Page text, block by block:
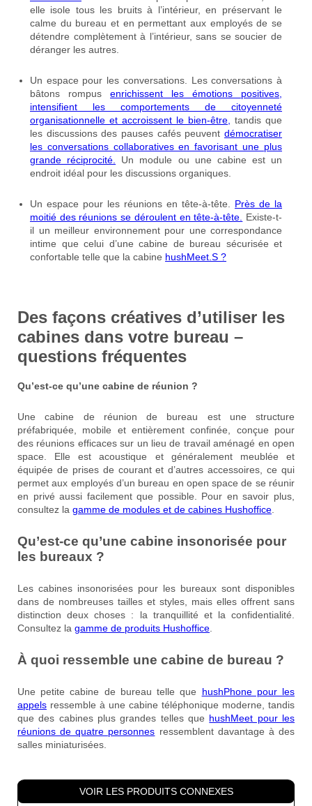
elle isole tous les bruits à l’intérieur, en préservant le
calme du bureau et en permettant aux employés de se
détendre complètement à l’intérieur, sans se soucier de
déranger les autres.
Un espace pour les conversations. Les conversations à
bâtons rompus enrichissent les émotions positives,
intensifient les comportements de citoyenneté
organisationnelle et accroissent le bien-être,
tandis que
les discussions des pauses cafés peuvent démocratiser
les conversations collaboratives en favorisant une plus
grande réciprocité.
Un module ou une cabine est un
endroit idéal pour les discussions organiques.
Un espace pour les réunions en tête-à-tête. Près de la
moitié des réunions se déroulent en tête-à-tête.
Existe-t-
il un meilleur environnement pour une correspondance
intime que celui d’une cabine de bureau sécurisée et
confortable telle que la cabine hushMeet.S ?
Des façons créatives d’utiliser les
cabines dans votre bureau –
questions fréquentes
Qu’est-ce qu’une cabine de réunion ?
Une cabine de réunion de bureau est une structure
préfabriquée, mobile et entièrement confinée, conçue pour
des réunions efficaces sur un lieu de travail aménagé en open
space. Elle est acoustique et généralement meublée et
équipée de prises de courant et d’autres accessoires, ce qui
permet aux employés d’un bureau en open space de se réunir
en privé aussi facilement que possible. Pour en savoir plus,
consultez la gamme de modules et de cabines Hushoffice.
Qu’est-ce qu’une cabine insonorisée pour
les bureaux ?
Les cabines insonorisées pour les bureaux sont disponibles
dans de nombreuses tailles et styles, mais elles offrent sans
distinction deux choses : la tranquillité et la confidentialité.
Consultez la gamme de produits Hushoffice.
À quoi ressemble une cabine de bureau ?
Une petite cabine de bureau telle que hushPhone pour les
appels ressemble à une cabine téléphonique moderne, tandis
que des cabines plus grandes telles que hushMeet pour les
réunions de quatre personnes ressemblent davantage à des
salles miniaturisées.
VOIR LES PRODUITS CONNEXES